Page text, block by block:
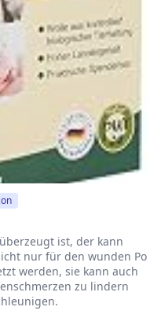
ist, der kann
nur für den wunden Po
werden, sie kann auch
zu lindern